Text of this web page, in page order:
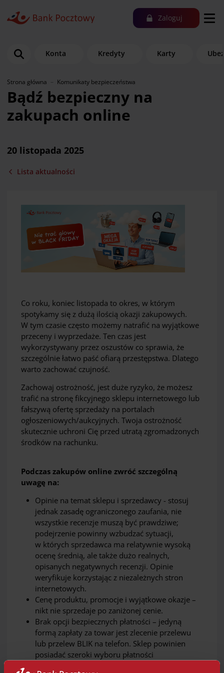
Zaloguj
Konta Kredyty Karty
Strona główna Komunikaty bezpieczeństwa
Bądź bezpieczny na
zakupach online
20 listopada 2025
Lista aktualności
Co roku, koniec listopada to okres, w którym
spotykamy się z dużą ilością okazji zakupowych.
W tym czasie często możemy natrafić na wyjątkowe
przeceny i wyprzedaże. Ten czas jest
wykorzystywany przez oszustów co sprawia, że
szczególnie łatwo paść ofiarą przestępstwa. Dlatego
warto zachować czujność.
Zachowaj ostrożność, jest duże ryzyko, że możesz
trafić na stronę fikcyjnego sklepu internetowego lub
fałszywą ofertę sprzedaży na portalach
ogłoszeniowych/aukcyjnych. Twoja ostrożność
skutecznie uchroni Cię przed utratą zgromadzonych
środków na rachunku.
Podczas zakupów online zwróć szczególną
uwagę na:
Opinie na temat sklepu i sprzedawcy - stosuj
jednak zasadę ograniczonego zaufania, nie
wszystkie recenzje muszą być prawdziwe;
podejrzenie powinny wzbudzać sytuacji,
w których sprzedawca ma relatywnie wysoką
ocenę średnią, ale także dużo realnych,
opisanych negatywnych recenzji. Opinie
weryfikuje korzystając z niezależnych stron
internetowych.
Cenę produktu, promocje i wyjątkowe okazje –
nikt nie sprzedaje po zaniżonej cenie.
Brak opcji bezpiecznych płatności – jedyną
formą zapłaty za towar jest zlecenie przelewu
lub przelew BLIK na telefon. Sklep powinien
posiadać szeroki wyboru płatności